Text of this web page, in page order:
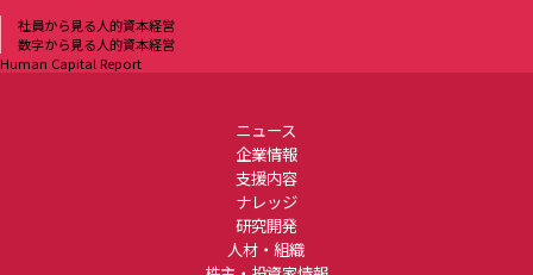
社員から見る人的資本経営
数字から見る人的資本経営
Human Capital Report
ニュース
企業情報
支援内容
ナレッジ
研究開発
人材・組織